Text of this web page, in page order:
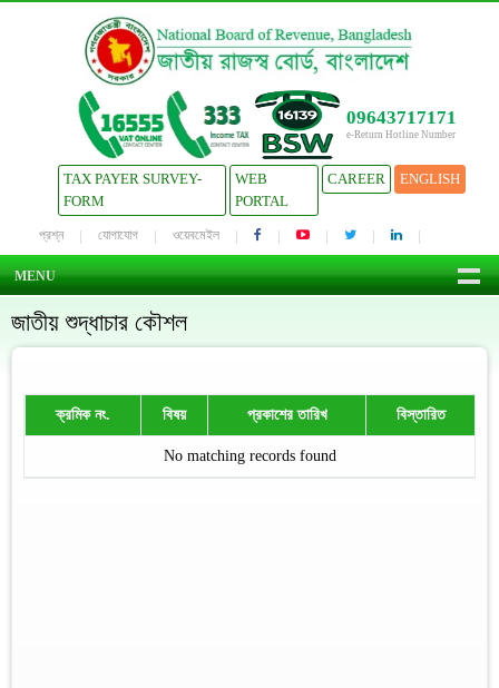
09643717171
e-Return Hotline Number
TAX PAYER SURVEY-
FORM
WEB
PORTAL
CAREER ENGLISH
প্রশ্ন যোগাযোগ ওয়েবমেইল
MENU
জাতীয় শুদ্ধাচার কৌশল
ক্রমিক নং. বিষয় প্রকাশের তারিখ বিস্তারিত
No matching records found